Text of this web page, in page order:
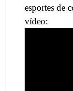
esportes de
vídeo: